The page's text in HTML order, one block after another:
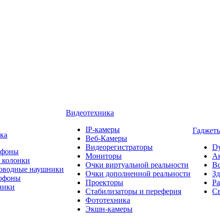
наушники
Видеотехника
IP-камеры
Веб-Камеры
Видеорегистраторы
Мониторы
Очки виртуальной реальности
Очки дополненной реальности
Проекторы
Стабилизаторы и переферия
Фототехника
Экшн-камеры